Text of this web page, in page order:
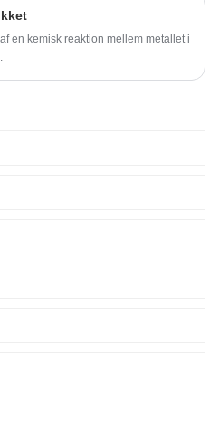
en kemisk reaktion mellem metallet i